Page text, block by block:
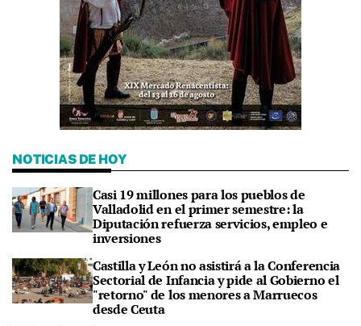
NOTICIAS DE HOY
Casi 19 millones para los pueblos de
Valladolid en el primer semestre: la
Diputación refuerza servicios, empleo e
inversiones
Castilla y León no asistirá a la Conferencia
Sectorial de Infancia y pide al Gobierno el
"retorno" de los menores a Marruecos
desde Ceuta